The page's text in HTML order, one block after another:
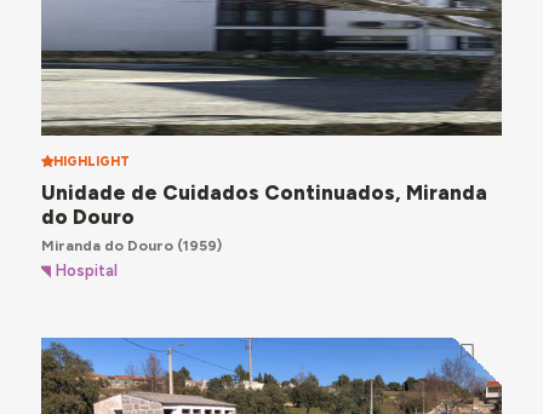
HIGHLIGHT
Unidade de Cuidados Continuados, Miranda
do Douro
Miranda do Douro(1959)
Hospital